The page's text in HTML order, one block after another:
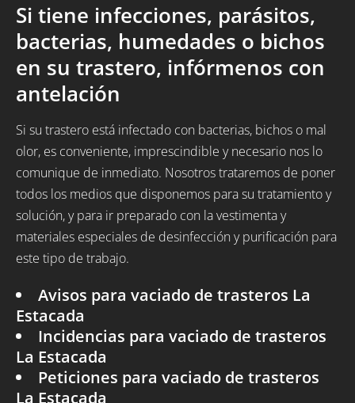
Si tiene infecciones, parásitos,
bacterias, humedades o bichos
en su trastero, infórmenos con
antelación
Si su trastero está infectado con bacterias, bichos o mal
olor, es conveniente, imprescindible y necesario nos lo
comunique de inmediato. Nosotros trataremos de poner
todos los medios que disponemos para su tratamiento y
solución, y para ir preparado con la vestimenta y
materiales especiales de desinfección y purificación para
este tipo de trabajo.
Avisos para vaciado de trasteros La
Estacada
Incidencias para vaciado de trasteros
La Estacada
Peticiones para vaciado de trasteros
La Estacada